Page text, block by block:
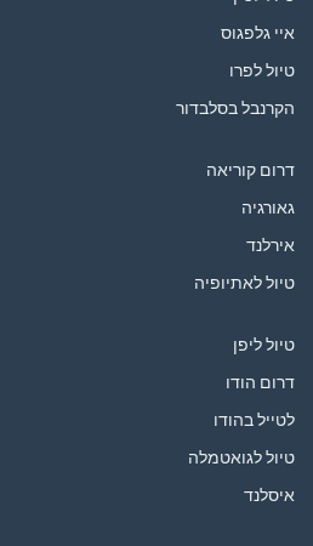
איי גלפגוס
טיול לפרו
הקרנבל בסלבדור
דרום קוריאה
גאורגיה
אירלנד
טיול לאתיופיה
טיול ליפן
דרום הודו
לטייל בהודו
טיול לגואטמלה
איסלנד